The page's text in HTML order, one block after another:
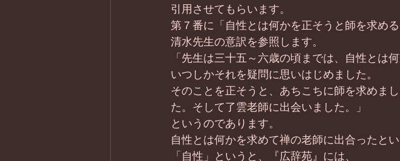
引用させてもらいます。
第７番に「自性とは何かを正そうと師を求め
清水先生の意訳を参照します。
「先生は三十五～六歳の頃までは、自性とは
いつしかそれを疑問に思いはじめました。
そのことを正そうと、あちこちに師を求めま
た。そして了雲老師に出会いました。」
というのであります。
自性とは何かを求めて禅の老師に出合ったとい
「自性」というと、『広辞苑』には、